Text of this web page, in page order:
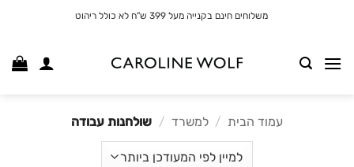
משלוחים חינם בקנייה מעל 399 ש"ח לא כולל ריהוט
עמוד הבית / למשרד / שולחנות עבודה